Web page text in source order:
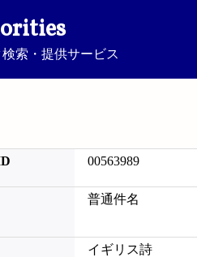
索・提供サービス
00563989
普通件名
イギリス詩